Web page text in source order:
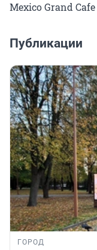
Mexico Grand Cafe
Публикации
ГОРОД